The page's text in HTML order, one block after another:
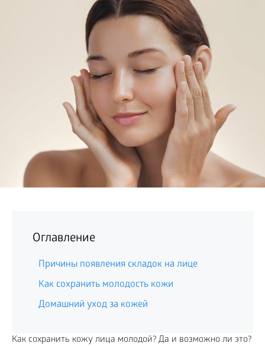
Оглавление
Причины появления складок на лице
Как сохранить молодость кожи
Домашний уход за кожей
Как сохранить кожу лица молодой? Да и возможно ли это?